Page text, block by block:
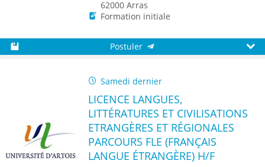
62000 Arras
Formation initiale
Postuler
Samedi dernier
LICENCE LANGUES,
LITTÉRATURES ET CIVILISATIONS
ETRANGÈRES ET RÉGIONALES
PARCOURS FLE (FRANÇAIS
LANGUE ÉTRANGÈRE) H/F